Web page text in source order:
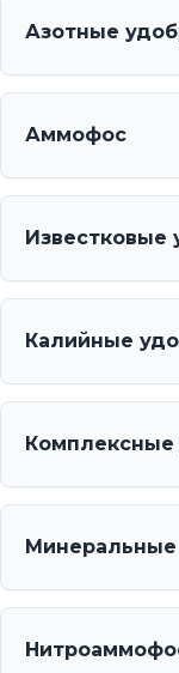
Азотные
Аммофос
Известковые
Калийные